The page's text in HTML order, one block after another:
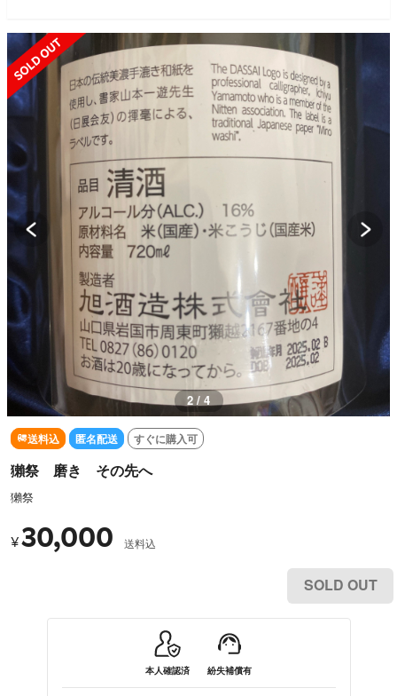
SOLD OUT
2 / 4
送料込 匿名配送 すぐに購入可
獺祭 磨き その先へ
獺祭
¥30,000 送料込
SOLD OUT
本人確認済 紛失補償有